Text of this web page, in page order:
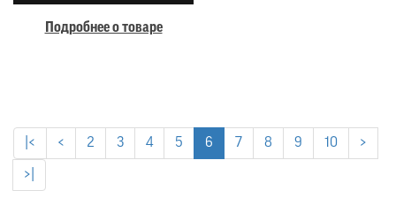
Подробнее о товаре
|< < 2 3 4 5 6 7 8 9 10 >
>|